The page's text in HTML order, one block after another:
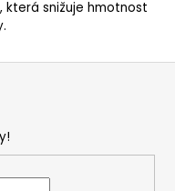
která snižuje hmotnost